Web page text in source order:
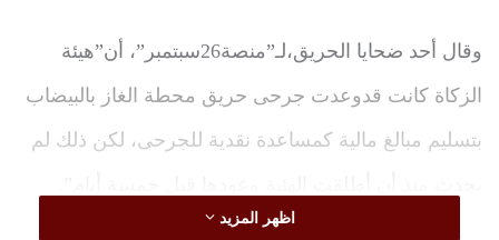
وقال أحد ضحايا الحريق،لـ”منصة26سبتمبر”، أن”هيئة
الزكاة كانت قدوعدت جرحى حريق محطة الغاز بالبيضاب
بتسليم مبالغ مالية كمساعدة نقدية للجرحى، لكن ذلك لم
اظهر المزيد